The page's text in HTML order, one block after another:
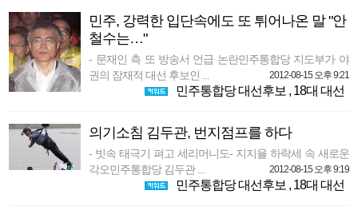
민주, 강력한 입단속에도 또 튀어나온 말 "안
철수는…"
- 문재인 측 또 방송서 언급 논란민주통합당 지도부가 야
권의 잠재적 대선 후보인 ...
2012-08-15 오후 9:21
민주통합당 대선후보 , 18대 대선
의기소침 김두관, 번지점프를 하다
- 빗속 태극기 펴고 세리머니도- 지지율 하락세 속 새로운
각오민주통합당 김두관 ...
2012-08-15 오후 9:19
민주통합당 대선후보 , 18대 대선